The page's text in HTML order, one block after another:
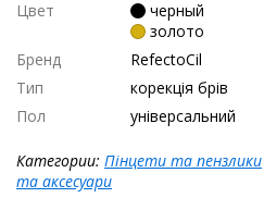
Цвет
черный
золото
Бренд
RefectoCil
Тип
корекція брів
Пол
універсальний
Категории: Пінцети та пензлики
та аксесуари